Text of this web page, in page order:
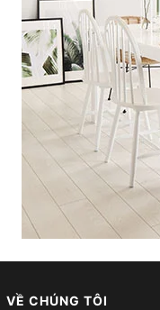
VỀ CHÚNG TÔI